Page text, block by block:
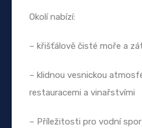
Okolí nabízí:
– křišťálově čisté moře a
– klidnou vesnickou
restauracemi a vinařstvími
– Příležitosti pro vodní